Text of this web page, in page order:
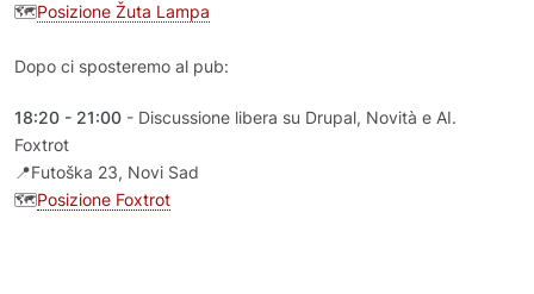
🗺️Posizione Žuta Lampa
Dopo ci sposteremo al pub:
18:20 - 21:00 - Discussione libera su Drupal, Novità e AI.
Foxtrot
📍Futoška 23, Novi Sad
🗺️Posizione Foxtrot